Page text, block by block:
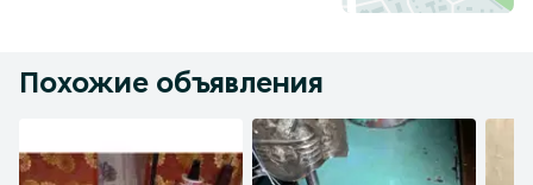
Похожие объявления